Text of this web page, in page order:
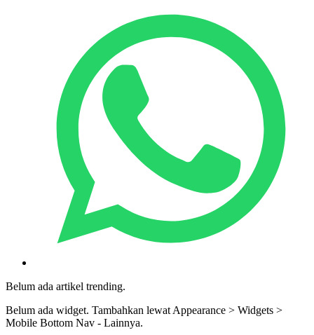
Belum ada artikel trending.
Belum ada widget. Tambahkan lewat Appearance > Widgets >
Mobile Bottom Nav - Lainnya.